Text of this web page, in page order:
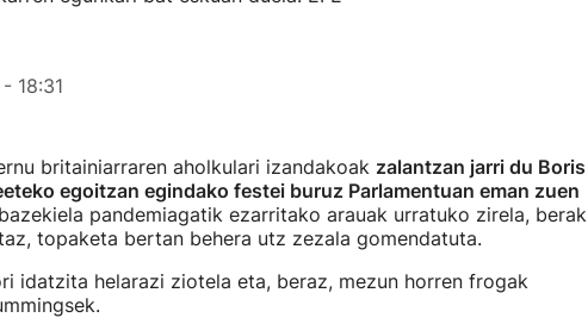
18:31
britainiarraren aholkulari izandakoak zalantzan jarri du Boris
egoitzan egindako festei buruz Parlamentuan eman zuen
pandemiagatik ezarritako arauak urratuko zirela, berak
topaketa bertan behera utz zezala gomendatuta.
idatzita helarazi ziotela eta, beraz, mezun horren frogak